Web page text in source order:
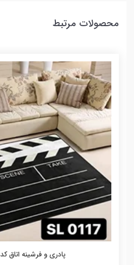
محصولات مرتبط
پادری و فرشینه اتاق کد SL 0117